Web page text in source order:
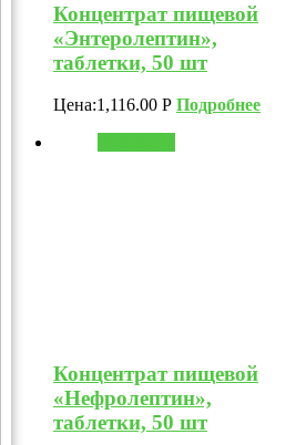
Концентрат пищевой
«Энтеролептин»,
таблетки, 50 шт
Цена:1,116.00 Р Подробнее
Концентрат пищевой
«Нефролептин»,
таблетки, 50 шт